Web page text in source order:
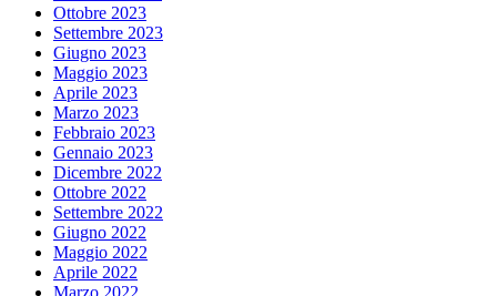
Ottobre 2023
Settembre 2023
Giugno 2023
Maggio 2023
Aprile 2023
Marzo 2023
Febbraio 2023
Gennaio 2023
Dicembre 2022
Ottobre 2022
Settembre 2022
Giugno 2022
Maggio 2022
Aprile 2022